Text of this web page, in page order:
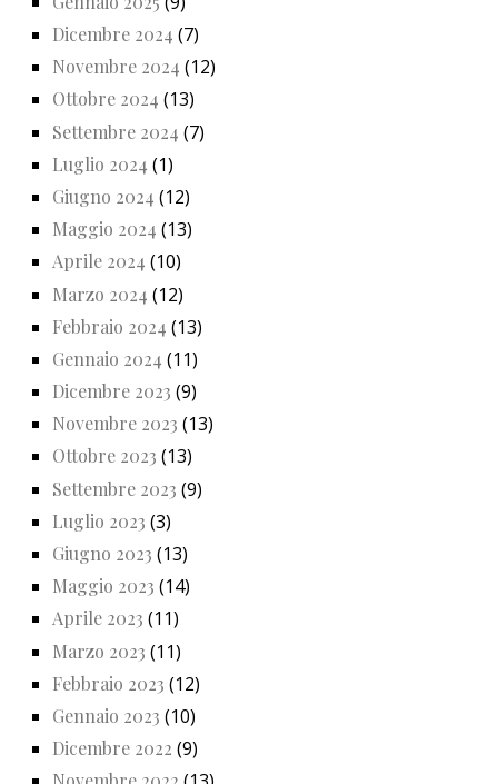
Dicembre 2024 (7)
Novembre 2024 (12)
Ottobre 2024 (13)
Settembre 2024 (7)
Luglio 2024 (1)
Giugno 2024 (12)
Maggio 2024 (13)
Aprile 2024 (10)
Marzo 2024 (12)
Febbraio 2024 (13)
Gennaio 2024 (11)
Dicembre 2023 (9)
Novembre 2023 (13)
Ottobre 2023 (13)
Settembre 2023 (9)
Luglio 2023 (3)
Giugno 2023 (13)
Maggio 2023 (14)
Aprile 2023 (11)
Marzo 2023 (11)
Febbraio 2023 (12)
Gennaio 2023 (10)
Dicembre 2022 (9)